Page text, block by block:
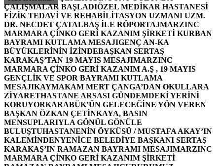
ÇALIŞMALAR BAŞLADIÖZEL MEDİKAR HASTANESİ
FİZİK TEDAVİ VE REHABİLİTASYON UZMANI UZM.
DR. NECDET ÇATALBAŞ İLE RÖPORTAJMARZINC
MARMARA ÇİNKO GERİ KAZANIM ŞİRKETİ KURBAN
BAYRAMI KUTLAMA MESAJIGENÇ AN-KA
BÜYÜKLERİNİN İZİNDEBAŞKAN SERTAŞ
KARAKAŞ’TAN 19 MAYIS MESAJIMARZINC
MARMARA ÇİNKO GERİ KAZANIM A.Ş , 19 MAYIS
GENÇLİK VE SPOR BAYRAMI KUTLAMA
MESAJIKAYMAKAM MERT ÇANGA’DAN OKULLARA
ZİYARETHASTANE ARSASI GÜNDEMDEKİ YERİNİ
KORUYORKARABÜK’ÜN GELECEĞİNE YÖN VEREN
BAŞKAN ÖZKAN ÇETİNKAYA, BASIN
MENSUPLARIYLA GÖNÜL GÖNÜLE
BULUŞTUHASTANENİN ÖYKÜSÜ / MUSTAFA AKAY’IN
KALEMİNDENYENİCE BELEDİYE BAŞKANI SERTAŞ
KARAKAŞ’IN RAMAZAN BAYRAMI MESAJIMARZINC
MARMARA ÇİNKO GERİ KAZANIM ŞİRKETİ